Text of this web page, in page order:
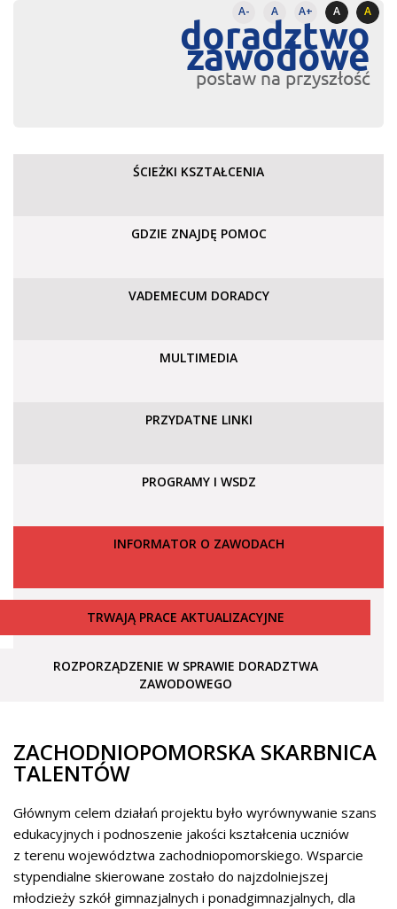
A- A A+ A A
doradztwo
zawodowe
postaw na przyszłość
ŚCIEŻKI KSZTAŁCENIA
GDZIE ZNAJDĘ POMOC
VADEMECUM DORADCY
MULTIMEDIA
PRZYDATNE LINKI
PROGRAMY I WSDZ
INFORMATOR O ZAWODACH
TRWAJĄ PRACE AKTUALIZACYJNE
ROZPORZĄDZENIE W SPRAWIE DORADZTWA
ZAWODOWEGO
ZACHODNIOPOMORSKA SKARBNICA
TALENTÓW
Głównym celem działań projektu było wyrównywanie szans
edukacyjnych i podnoszenie jakości kształcenia uczniów
z terenu województwa zachodniopomorskiego. Wsparcie
stypendialne skierowane zostało do najzdolniejszej
młodzieży szkół gimnazjalnych i ponadgimnazjalnych, dla